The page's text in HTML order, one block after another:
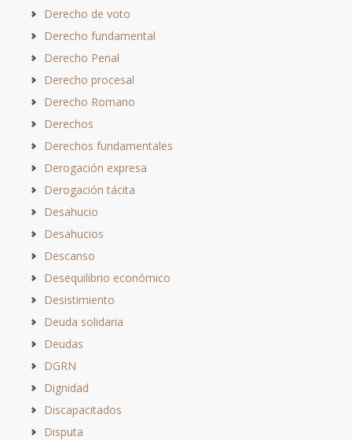
Derecho de voto
Derecho fundamental
Derecho Penal
Derecho procesal
Derecho Romano
Derechos
Derechos fundamentales
Derogación expresa
Derogación tácita
Desahucio
Desahucios
Descanso
Desequilibrio económico
Desistimiento
Deuda solidaria
Deudas
DGRN
Dignidad
Discapacitados
Disputa